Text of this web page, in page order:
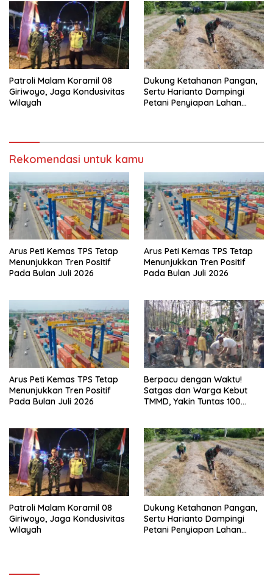
Patroli Malam Koramil 08
Giriwoyo, Jaga Kondusivitas
Wilayah
Dukung Ketahanan Pangan,
Sertu Harianto Dampingi
Petani Penyiapan Lahan
Rekomendasi untuk kamu
Arus Peti Kemas TPS Tetap
Menunjukkan Tren Positif
Pada Bulan Juli 2026
Arus Peti Kemas TPS Tetap
Menunjukkan Tren Positif
Pada Bulan Juli 2026
Arus Peti Kemas TPS Tetap
Menunjukkan Tren Positif
Pada Bulan Juli 2026
Berpacu dengan Waktu!
Satgas dan Warga Kebut
TMMD, Yakin Tuntas 100
Patroli Malam Koramil 08
Giriwoyo, Jaga Kondusivitas
Wilayah
Dukung Ketahanan Pangan,
Sertu Harianto Dampingi
Petani Penyiapan Lahan